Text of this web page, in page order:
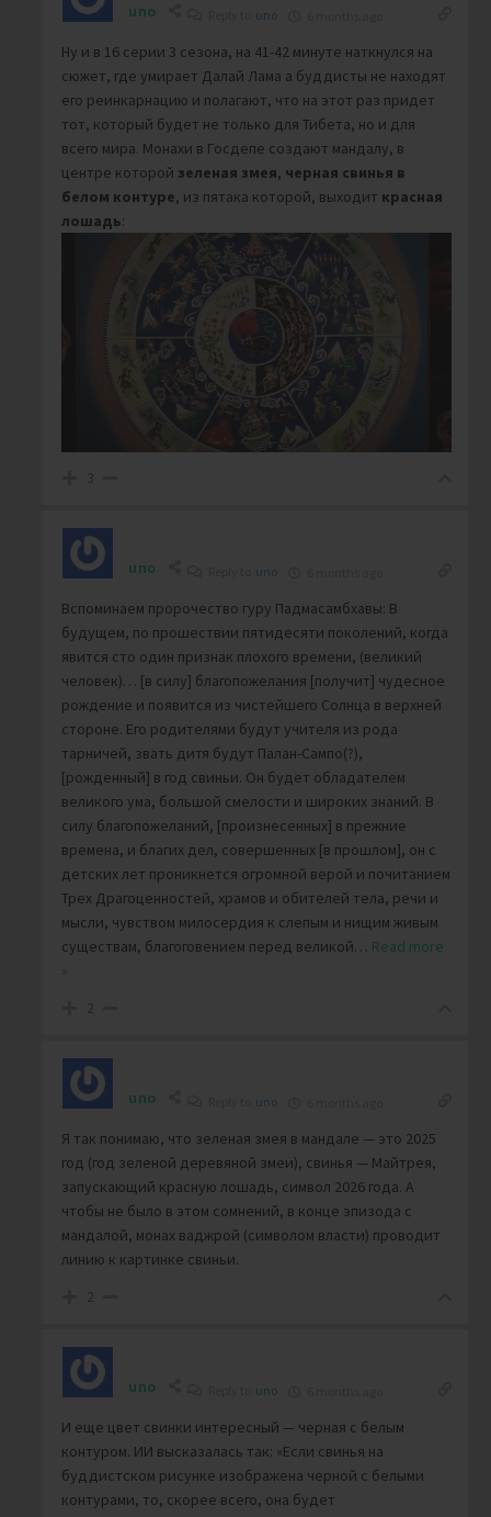
uno uno
Ну и в 16 серии 3 сезона, на 41-42 минуте наткнулся на
сюжет, где умирает Далай Лама а буддисты не находят
его реинкарнацию и полагают, что на этот раз придет
тот, который будет не только для Тибета, но и для
всего мира. Монахи в Госдепе создают мандалу, в
центре которой зеленая змея, черная свинья в
белом контуре, из пятака которой, выходит красная
лошадь:
3
uno uno
Вспоминаем пророчество гуру Падмасамбхавы: В
будущем, по прошествии пятидесяти поколений, когда
явится сто один признак плохого времени, (великий
человек)… [в силу] благопожелания [получит] чудесное
рождение и появится из чистейшего Солнца в верхней
стороне. Его родителями будут учителя из рода
тарничей, звать дитя будут Палан-Сампо(?),
[рожденный] в год свиньи. Он будет обладателем
великого ума, большой смелости и широких знаний. В
силу благопожеланий, [произнесенных] в прежние
времена, и благих дел, совершенных [в прошлом], он с
детских лет проникнется огромной верой и почитанием
Трех Драгоценностей, храмов и обителей тела, речи и
мысли, чувством милосердия к слепым и нищим живым
существам, благоговением перед великой… Read more
»
2
uno uno
Я так понимаю, что зеленая змея в мандале — это 2025
год (год зеленой деревяной змеи), свинья — Майтрея,
запускающий красную лошадь, символ 2026 года. А
чтобы не было в этом сомнений, в конце эпизода с
мандалой, монах ваджрой (символом власти) проводит
линию к картинке свиньи.
2
uno uno
И еще цвет свинки интересный — черная с белым
контуром. ИИ высказалась так: «Если свинья на
буддистском рисунке изображена черной с белыми
контурами, то, скорее всего, она будет